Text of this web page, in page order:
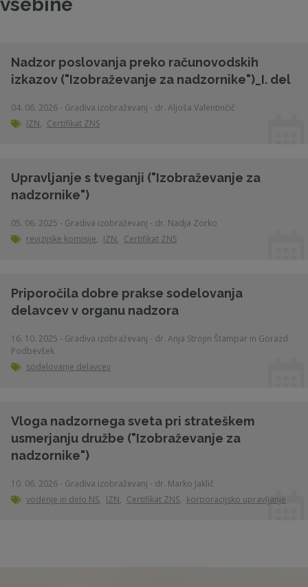
vsebine
Nadzor poslovanja preko računovodskih
izkazov ("Izobraževanje za nadzornike")_I. del
04. 06. 2026 - Gradiva izobraževanj - dr. Aljoša Valentinčič
IZN, Certifikat ZNS
Upravljanje s tveganji ("Izobraževanje za
nadzornike")
05. 06. 2025 - Gradiva izobraževanj - dr. Nadja Zorko
revizijske komisije, IZN, Certifikat ZNS
Priporočila dobre prakse sodelovanja
delavcev v organu nadzora
16. 10. 2025 - Gradiva izobraževanj - dr. Anja Strojin Štampar in Gorazd
Podbevšek
sodelovanje delavcev
Vloga nadzornega sveta pri strateškem
usmerjanju družbe ("Izobraževanje za
nadzornike")
10. 06. 2026 - Gradiva izobraževanj - dr. Marko Jaklič
vodenje in delo NS, IZN, Certifikat ZNS, korporacijsko upravljanje